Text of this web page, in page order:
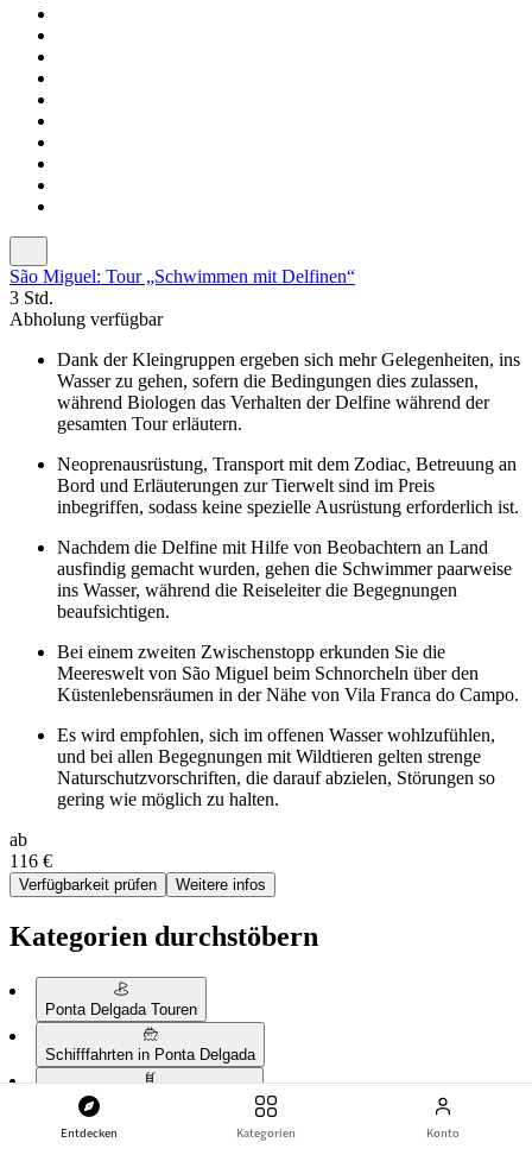
Entdecken Kategorien Konto
São Miguel: Tour „Schwimmen mit Delfinen“
3 Std.
Abholung verfügbar
Dank der Kleingruppen ergeben sich mehr Gelegenheiten, ins
Wasser zu gehen, sofern die Bedingungen dies zulassen,
während Biologen das Verhalten der Delfine während der
gesamten Tour erläutern.
Neoprenausrüstung, Transport mit dem Zodiac, Betreuung an
Bord und Erläuterungen zur Tierwelt sind im Preis
inbegriffen, sodass keine spezielle Ausrüstung erforderlich ist.
Nachdem die Delfine mit Hilfe von Beobachtern an Land
ausfindig gemacht wurden, gehen die Schwimmer paarweise
ins Wasser, während die Reiseleiter die Begegnungen
beaufsichtigen.
Bei einem zweiten Zwischenstopp erkunden Sie die
Meereswelt von São Miguel beim Schnorcheln über den
Küstenlebensräumen in der Nähe von Vila Franca do Campo.
Es wird empfohlen, sich im offenen Wasser wohlzufühlen,
und bei allen Begegnungen mit Wildtieren gelten strenge
Naturschutzvorschriften, die darauf abzielen, Störungen so
gering wie möglich zu halten.
ab
116 €
Verfügbarkeit prüfen Weitere infos
Kategorien durchstöbern
Ponta Delgada Touren
Schifffahrten in Ponta Delgada
Wassersport in Ponta Delgada
Geführte Touren in Ponta Delgada